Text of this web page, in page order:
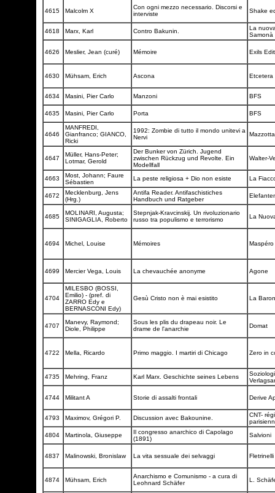
4615 Malcolm X
Con ogni mezzo necessario. Discorsi e
interviste
Shake
4618 Marx, Karl Contro Bakunin.
La
4626 Meslier, Jean (curé) Mémoire Exils
4630 Mühsam, Erich Ascona Etcetera
4634 Masini, Pier Carlo Manzoni BFS
4635 Masini, Pier Carlo Porta BFS
4646
MANFREDI,
Gianfranco; GIANCO,
Ricki
1992: Zombie di tutto il mondo unitevi a
Nervi
4647
Müller, Hans-Peter;
Lotmar, Gerold
Der Bunker von Zürich. Jugend
zwischen Rückzug und Revolte. Ein
Modellfall
Walter-
4663
Most, Johann; Faure
Sébastien
La peste religiosa + Dio non esiste La
4672
Mecklenburg, Jens
(Hrg.)
Antifa Reader. Antifaschistiches
Handbuch und Ratgeber
4685
MOLINARI, Augusta;
SINIGAGLIA, Roberto
Stepnjak-Kravcinskij. Un rivoluzionario
russo tra populismo e terrorismo
La
4694 Michel, Louise Mémoires Maspéro
4699 Mercier Vega, Louis La chevauchée anonyme Agone
4704
MILESBO (BOSSI,
Emilio) - (pref. di
ZARRO Edy e
BERNASCONI Edy)
Gesù Cristo non è mai esistito La
4707
Manevy, Raymond;
Diole, Philippe
Sous les plis du drapeau noir. Le
drame de l'anarchie
Domat
4722 Mella, Ricardo Primo maggio. I martiri di Chicago Zero in
4735 Mehring, Franz Karl Marx. Geschichte seines Lebens
4744 Militant A Storie di assalti frontali Derive
4793 Maximov, Grégori P. Discussion avec Bakounine.
CNT-
4804
Martinola, Giuseppe
Il congresso anarchico di Capolago
(1891)
Salvioni
4837 Malinowski, Bronislaw La vita sessuale dei selvaggi Fletrinelli
4874 Mühsam, Erich
Anarchismo e Comunismo - a cura di
Leohnard Schäfer
L.